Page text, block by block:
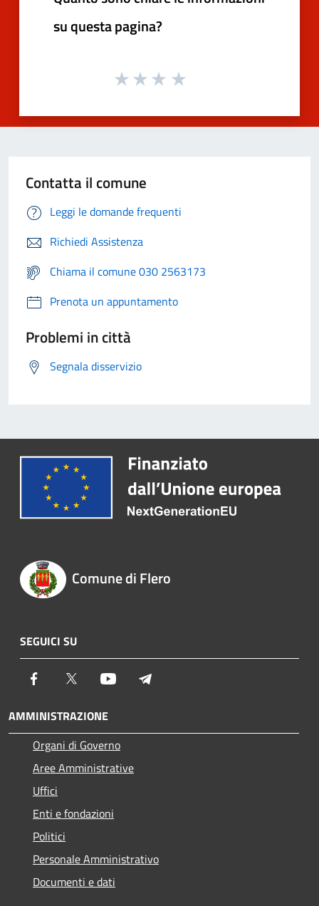
su questa pagina?
Contatta il comune
Leggi le domande frequenti
Richiedi Assistenza
Chiama il comune 030 2563173
Prenota un appuntamento
Problemi in città
Segnala disservizio
Comune di Flero
SEGUICI SU
Facebook Twitter Youtube
AMMINISTRAZIONE
Organi di Governo
Aree Amministrative
Uffici
Enti e fondazioni
Politici
Personale Amministrativo
Documenti e dati